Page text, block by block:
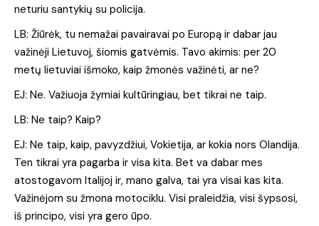
neturiu santykių su policija.
LB: Žiūrėk, tu nemažai pavairavai po Europą ir dabar jau
važinėji Lietuvoj, šiomis gatvėmis. Tavo akimis: per 20
metų lietuviai išmoko, kaip žmonės važinėti, ar ne?
EJ: Ne. Važiuoja žymiai kultūringiau, bet tikrai ne taip.
LB: Ne taip? Kaip?
EJ: Ne taip, kaip, pavyzdžiui, Vokietija, ar kokia nors Olandija.
Ten tikrai yra pagarba ir visa kita. Bet va dabar mes
atostogavom Italijoj ir, mano galva, tai yra visai kas kita.
Važinėjom su žmona motociklu. Visi praleidžia, visi šypsosi,
iš principo, visi yra gero ūpo.